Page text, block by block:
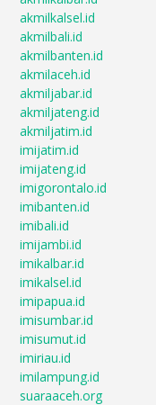
akmilkalsel.id
akmilbali.id
akmilbanten.id
akmilaceh.id
akmiljabar.id
akmiljateng.id
akmiljatim.id
imijatim.id
imijateng.id
imigorontalo.id
imibanten.id
imibali.id
imijambi.id
imikalbar.id
imikalsel.id
imipapua.id
imisumbar.id
imisumut.id
imiriau.id
imilampung.id
suaraaceh.org